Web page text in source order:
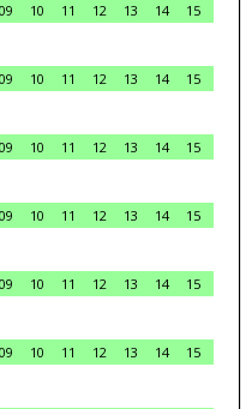
09 10 11 12 13 14
15
09 10 11 12 13 14
15
09 10 11 12 13 14
15
09 10 11 12 13 14
15
09 10 11 12 13 14
15
09 10 11 12 13 14
15